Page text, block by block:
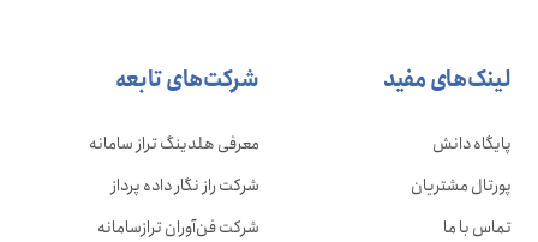
لینک‌های مفید
پایگاه دانش
پورتال مشتریان
تماس با ما
شرکت‌های تابعه
معرفی هلدینگ تراز سامانه
شرکت راز نگار داده پرداز
شرکت فن‌آوران ترازسامانه